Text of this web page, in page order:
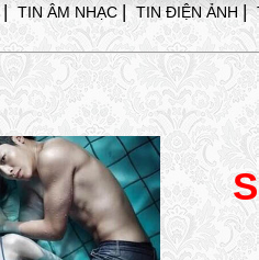
| TIN ÂM NHẠC | TIN ĐIỆN ẢNH |